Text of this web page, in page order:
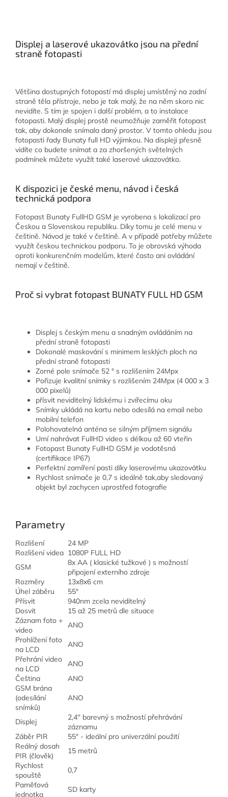
Displej a laserové ukazovátko jsou na přední
straně fotopasti
Většina dostupných fotopastí má displej umístěný na zadní
straně těla přístroje, nebo je tak malý, že na něm skoro nic
nevidíte. S tím je spojen i další problém, a to instalace
fotopasti. Malý displej prostě neumožňuje zaměřit fotopast
tak, aby dokonale snímala daný prostor. V tomto ohledu jsou
fotopasti řady Bunaty full HD výjimkou. Na displeji přesně
vidíte co budete snímat a za zhoršených světelných
podmínek můžete využít také laserové ukazovátko.
K dispozici je české menu, návod i česká
technická podpora
Fotopast Bunaty FullHD GSM je vyrobena s lokalizací pro
Českou a Slovenskou republiku. Díky tomu je celé menu v
češtině. Návod je také v češtině. A v případě potřeby můžete
využít českou technickou podporu. To je obrovská výhoda
oproti konkurenčním modelům, které často ani ovládání
nemají v češtině.
Proč si vybrat fotopast BUNATY FULL HD GSM
Displej s českým menu a snadným ovládáním na
přední straně fotopasti
Dokonalé maskování s minimem lesklých ploch na
přední straně fotopasti
Zorné pole snímače 52 ° s rozlišením 24Mpx
Pořizuje kvalitní snímky s rozlišením 24Mpx (4 000 x 3
000 pixelů)
přísvit neviditelný lidskému i zvířecímu oku
Snímky ukládá na kartu nebo odesílá na email nebo
mobilní telefon
Polohovatelná anténa se silným příjmem signálu
Umí nahrávat FullHD video s délkou až 60 vteřin
Fotopast Bunaty FullHD GSM je vodotěsná
(certifikace IP67)
Perfektní zamíření pasti díky laserovému ukazovátku
Rychlost snímače je 0,7 s ideálně tak,aby sledovaný
objekt byl zachycen uprostřed fotografie
Parametry
Rozlišení
24 MP
Rozlišení videa 1080P FULL HD
GSM
8x AA ( klasické tužkové ) s možností
připojení externího zdroje
Rozměry
13x8x6 cm
Úhel záběru
55°
Přísvit
940nm zcela neviditelný
Dosvit
15 až 25 metrů dle situace
Záznam foto +
video
ANO
Prohlížení foto
na LCD
ANO
Přehrání video
na LCD
ANO
Čeština
ANO
GSM brána
(odesílání
snímků)
ANO
Displej
2,4'' barevný s možností přehrávání
záznamu
Záběr PIR
55° - ideální pro univerzální použití
Reálný dosah
PIR (člověk)
15 metrů
Rychlost
spouště
0,7
Paměťová
jednotka
SD karty